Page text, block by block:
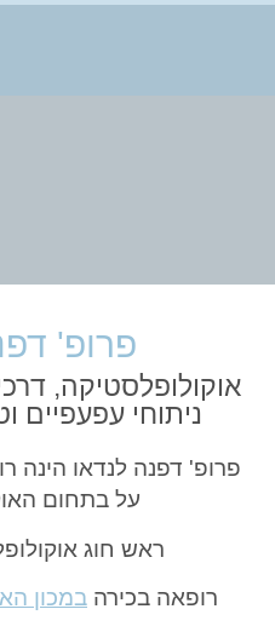
פרופ'
אוקולופלסטיקה,
ניתוחי עפעפיים
פרופ' דפנה לנדאו הינה
על בתחום
ראש חוג
רופאה בכירה במכון